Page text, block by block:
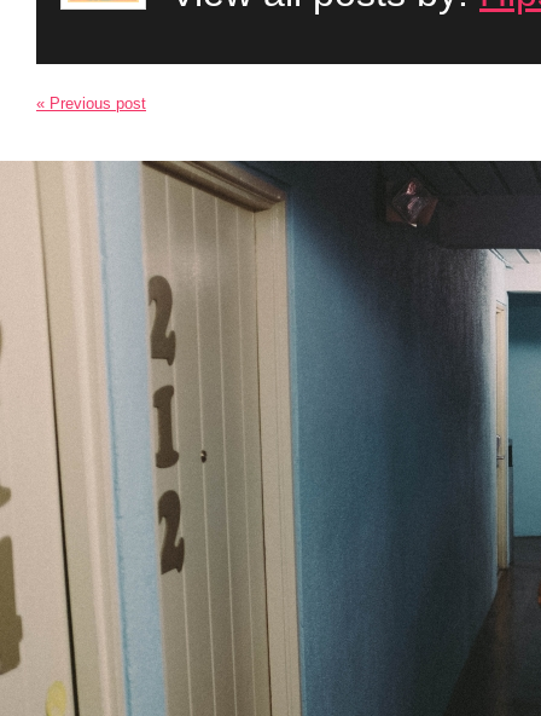
« Previous post